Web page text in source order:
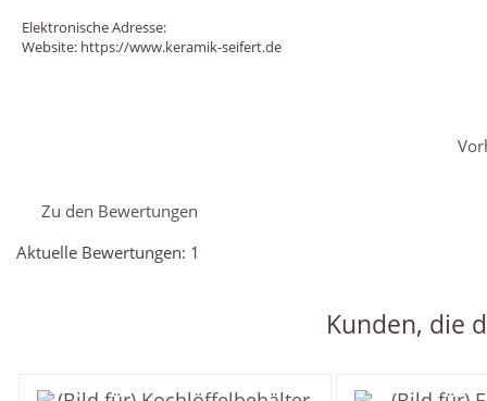
Elektronische Adresse:
Website: https://www.keramik-seifert.de
Zu den Bewertungen
Aktuelle Bewertungen: 1
Kunden, die